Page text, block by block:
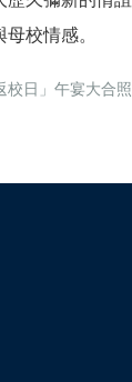
校情感。
校日」午宴大合